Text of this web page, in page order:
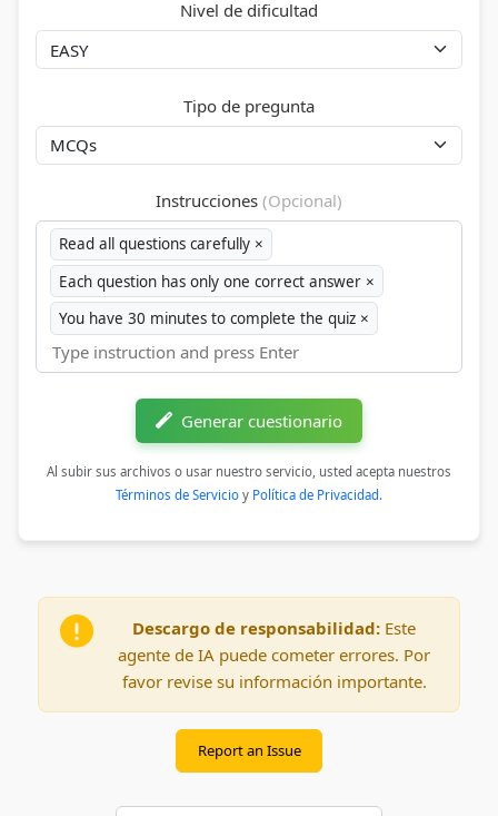
Nivel de dificultad
Tipo de pregunta
Instrucciones (Opcional)
Read all questions carefully ×
Each question has only one correct answer ×
You have 30 minutes to complete the quiz ×
Generar cuestionario
Al subir sus archivos o usar nuestro servicio, usted acepta nuestros
Términos de Servicio y Política de Privacidad.
Descargo de responsabilidad: Este
agente de IA puede cometer errores. Por
favor revise su información importante.
Report an Issue